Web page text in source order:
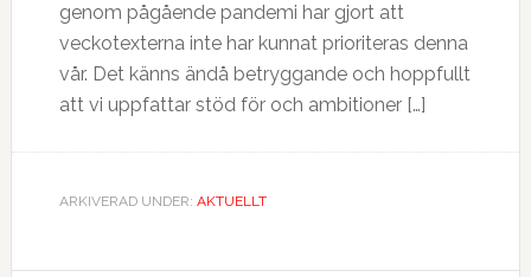
genom pågående pandemi har gjort att
veckotexterna inte har kunnat prioriteras denna
vår. Det känns ändå betryggande och hoppfullt
att vi uppfattar stöd för och ambitioner […]
ARKIVERAD UNDER: AKTUELLT